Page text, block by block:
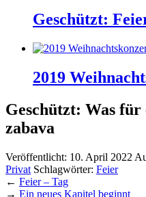
Geschützt:
2019
Geschützt: Was für
zabava
Veröffentlicht: 10. April 2022
Privat Schlagwörter: Feier
← Feier – Tag
→ Ein neues Kapitel beginnt